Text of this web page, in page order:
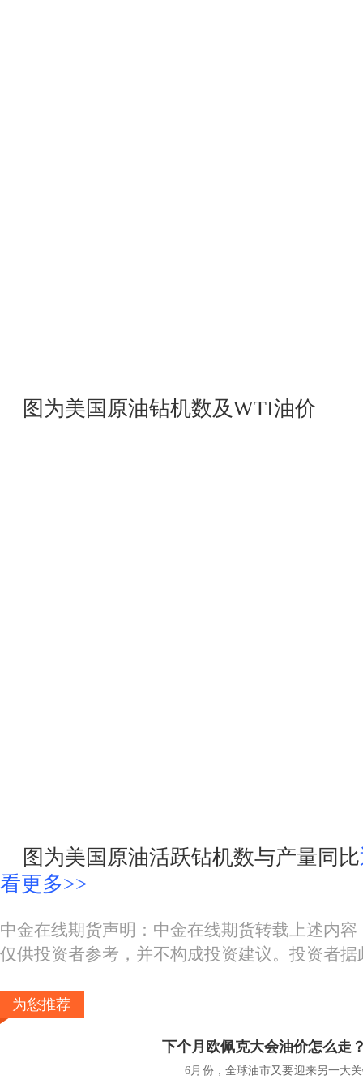
图为美国原油钻机数及WTI油价
图为美国原油活跃钻机数与产量同比
看更多>>
中金在线期货声明：中金在线期货转载上述内
仅供投资者参考，并不构成投资建议。投资者
为您推荐
下个月欧佩克大会油价怎么走
6月份，全球油市又要迎来另一大关